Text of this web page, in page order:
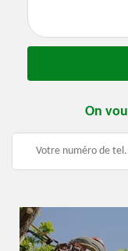
On